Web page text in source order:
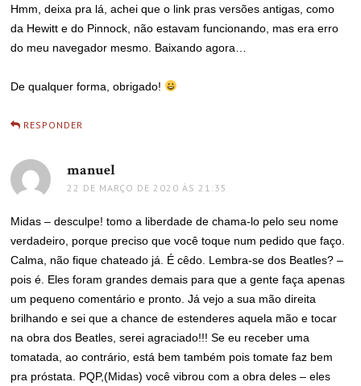
Hmm, deixa pra lá, achei que o link pras versões antigas, como
da Hewitt e do Pinnock, não estavam funcionando, mas era erro
do meu navegador mesmo. Baixando agora…
De qualquer forma, obrigado!
RESPONDER
manuel
22 DE MARÇO DE 2020 ÀS 21:35
Midas – desculpe! tomo a liberdade de chama-lo pelo seu nome
verdadeiro, porque preciso que você toque num pedido que faço.
Calma, não fique chateado já. É cêdo. Lembra-se dos Beatles? –
pois é. Eles foram grandes demais para que a gente faça apenas
um pequeno comentário e pronto. Já vejo a sua mão direita
brilhando e sei que a chance de estenderes aquela mão e tocar
na obra dos Beatles, serei agraciado!!! Se eu receber uma
tomatada, ao contrário, está bem também pois tomate faz bem
pra próstata. PQP,(Midas) você vibrou com a obra deles – eles